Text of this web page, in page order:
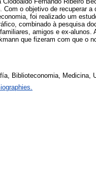
o objetivo de recuperar a
foi realizado um
combinado à pesquisa
amigos e ex-alunos.
que fizeram com que o
Biblioteconomia, Medicina,